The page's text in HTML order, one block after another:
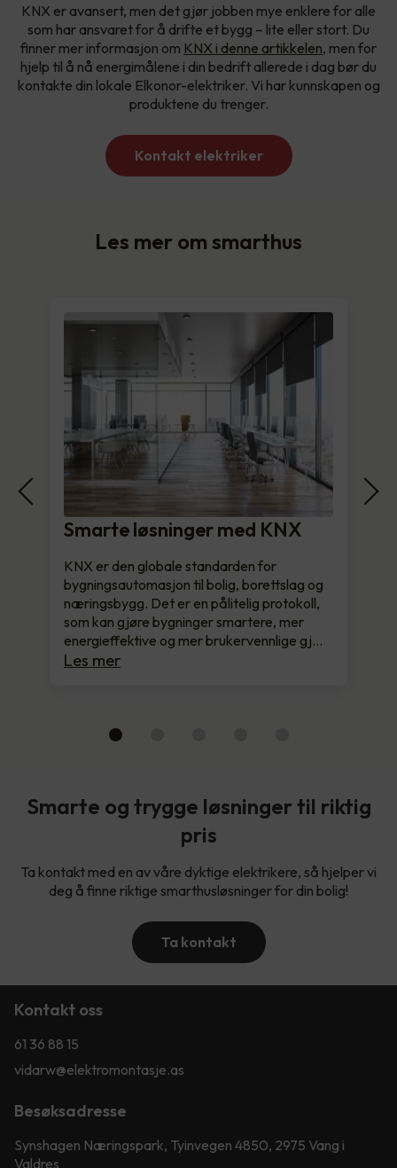
KNX er avansert, men det gjør jobben mye enklere for alle
som har ansvaret for å drifte et bygg – lite eller stort. Du
finner mer informasjon om KNX i denne artikkelen, men for
hjelp til å nå energimålene i din bedrift allerede i dag bør du
kontakte din lokale Elkonor-elektriker. Vi har kunnskapen og
produktene du trenger.
Kontakt elektriker
Les mer om smarthus
Smarte løsninger med KNX
KNX er den globale standarden for
bygningsautomasjon til bolig, borettslag og
næringsbygg. Det er en pålitelig protokoll,
som kan gjøre bygninger smartere, mer
energieffektive og mer brukervennlige gj…
Les mer
Smarte og trygge løsninger til riktig
pris
Ta kontakt med en av våre dyktige elektrikere, så hjelper vi
deg å finne riktige smarthusløsninger for din bolig!
Ta kontakt
Kontakt oss
61 36 88 15
vidarw@elektromontasje.as
Besøksadresse
Synshagen Næringspark, Tyinvegen 4850, 2975 Vang i
Valdres